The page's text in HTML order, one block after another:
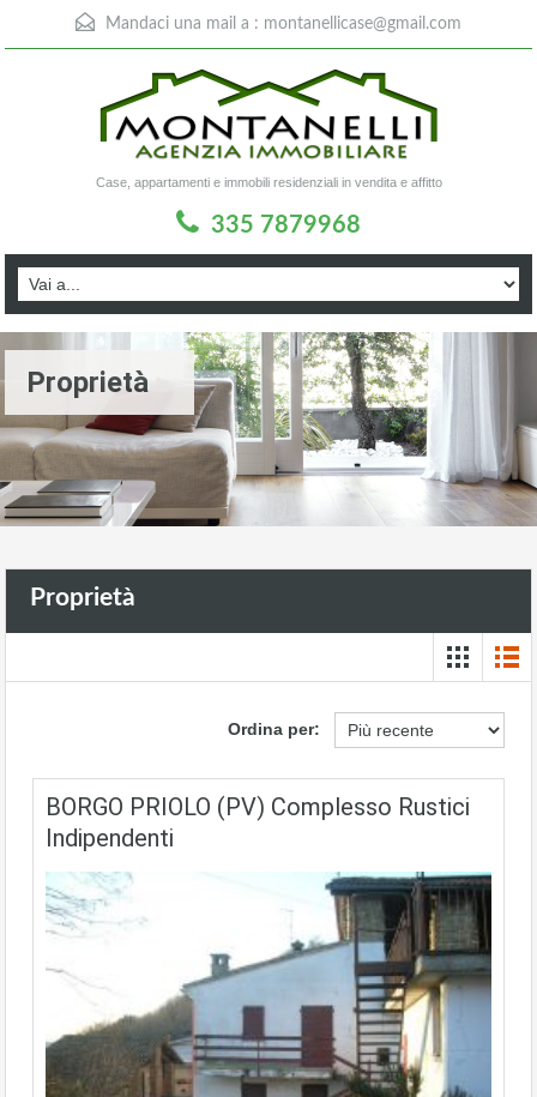
Mandaci una mail a : montanellicase@gmail.com
Case, appartamenti e immobili residenziali in vendita e affitto
335 7879968
Proprietà
Proprietà
Ordina per:
BORGO PRIOLO (PV) Complesso Rustici
Indipendenti